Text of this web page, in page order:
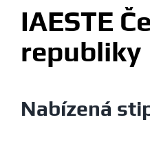
IAESTE
republiky
Nabízená